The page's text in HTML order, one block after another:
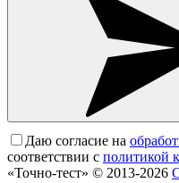
Даю согласие на
соответствии с политикой
«Точно-тест» © 2013-2026